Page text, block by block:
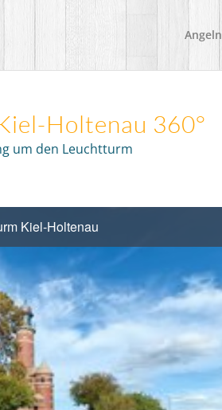
Angeln
Holtenau 360°
um den Leuchtturm